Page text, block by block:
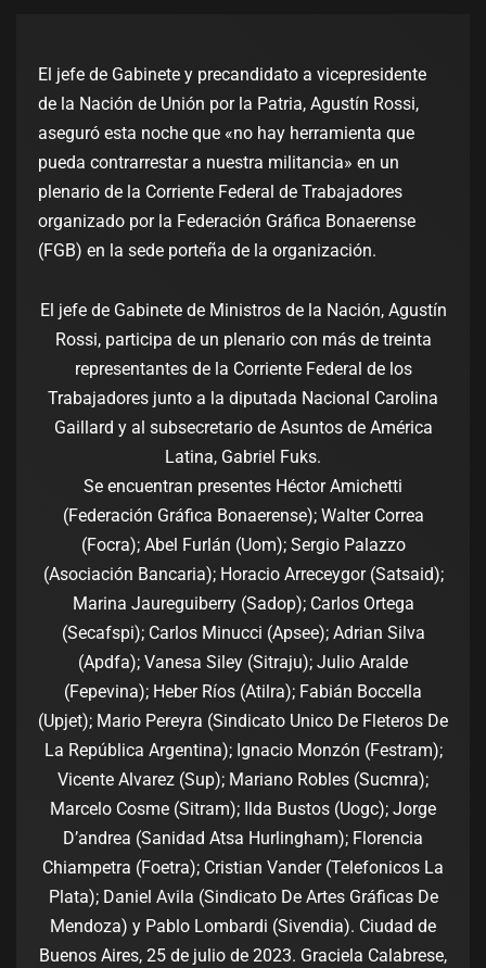
El jefe de Gabinete y precandidato a vicepresidente
de la Nación de Unión por la Patria, Agustín Rossi,
aseguró esta noche que «no hay herramienta que
pueda contrarrestar a nuestra militancia» en un
plenario de la Corriente Federal de Trabajadores
organizado por la Federación Gráfica Bonaerense
(FGB) en la sede porteña de la organización.
El jefe de Gabinete de Ministros de la Nación, Agustín
Rossi, participa de un plenario con más de treinta
representantes de la Corriente Federal de los
Trabajadores junto a la diputada Nacional Carolina
Gaillard y al subsecretario de Asuntos de América
Latina, Gabriel Fuks.
Se encuentran presentes Héctor Amichetti
(Federación Gráfica Bonaerense); Walter Correa
(Focra); Abel Furlán (Uom); Sergio Palazzo
(Asociación Bancaria); Horacio Arreceygor (Satsaid);
Marina Jaureguiberry (Sadop); Carlos Ortega
(Secafspi); Carlos Minucci (Apsee); Adrian Silva
(Apdfa); Vanesa Siley (Sitraju); Julio Aralde
(Fepevina); Heber Ríos (Atilra); Fabián Boccella
(Upjet); Mario Pereyra (Sindicato Unico De Fleteros De
La República Argentina); Ignacio Monzón (Festram);
Vicente Alvarez (Sup); Mariano Robles (Sucmra);
Marcelo Cosme (Sitram); Ilda Bustos (Uogc); Jorge
D’andrea (Sanidad Atsa Hurlingham); Florencia
Chiampetra (Foetra); Cristian Vander (Telefonicos La
Plata); Daniel Avila (Sindicato De Artes Gráficas De
Mendoza) y Pablo Lombardi (Sivendia). Ciudad de
Buenos Aires, 25 de julio de 2023. Graciela Calabrese,